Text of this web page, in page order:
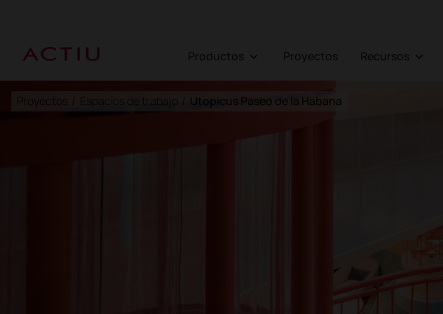
Productos Proyectos Recursos
Proyectos / Espacios de trabajo / Utopicus Paseo de la Habana